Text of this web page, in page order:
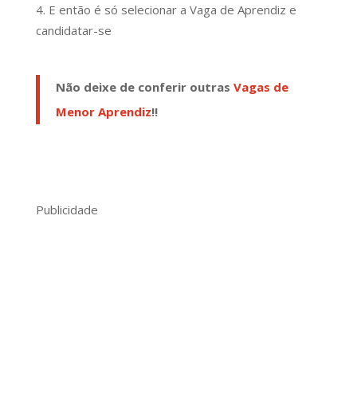
E então é só selecionar a Vaga de Aprendiz e
candidatar-se
Não deixe de conferir outras Vagas de
Menor Aprendiz!!
Publicidade